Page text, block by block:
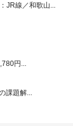
JR線／和歌山...
円...
課題解...